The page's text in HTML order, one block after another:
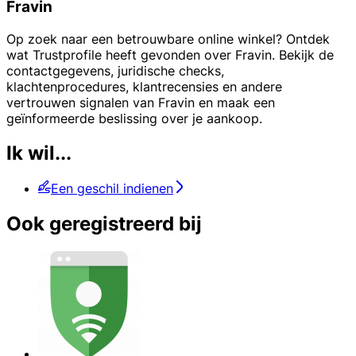
Fravin
Op zoek naar een betrouwbare online winkel? Ontdek
wat Trustprofile heeft gevonden over Fravin. Bekijk de
contactgegevens, juridische checks,
klachtenprocedures, klantrecensies en andere
vertrouwen signalen van Fravin en maak een
geïnformeerde beslissing over je aankoop.
Ik wil...
Een geschil indienen
Ook geregistreerd bij